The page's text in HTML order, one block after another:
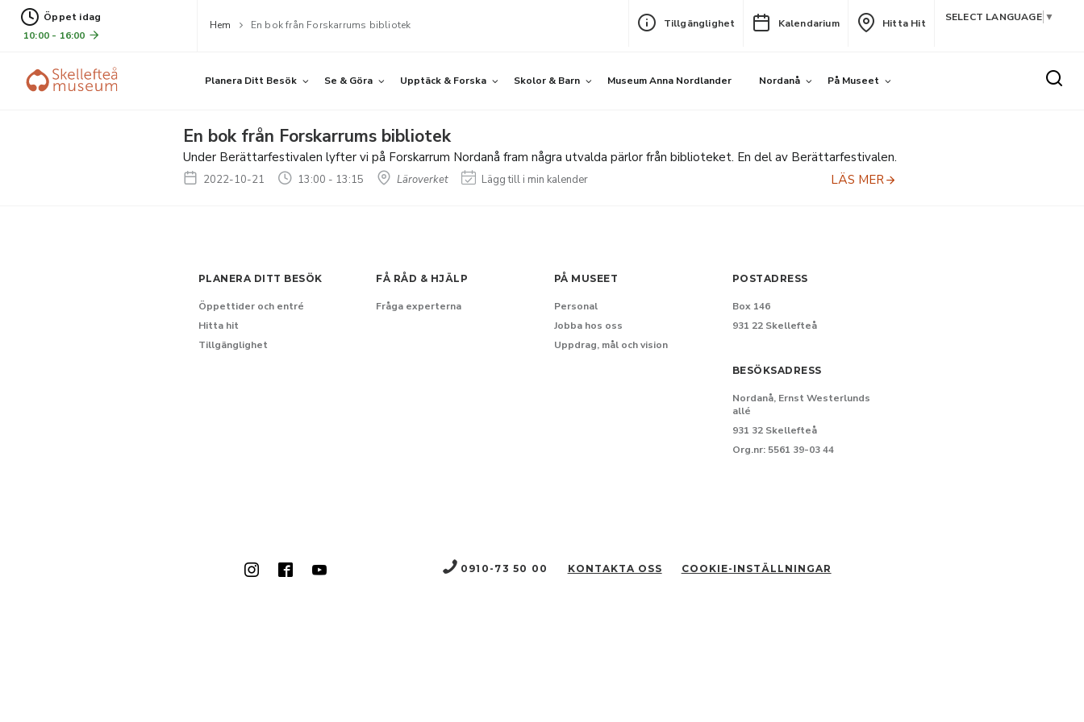
Öppet idag
10:00 - 16:00
Hem En bok från Forskarrums bibliotek Tillgänglighet Kalendarium Hitta Hit SELECT LANGUAGE ▼
Planera Ditt Besök Se & Göra Upptäck & Forska Skolor & Barn Museum Anna Nordlander Nordanå På Museet
En bok från Forskarrums bibliotek
Under Berättarfestivalen lyfter vi på Forskarrum Nordanå fram några utvalda pärlor från biblioteket. En del av Berättarfestivalen.
2022-10-21 13:00 - 13:15 Läroverket Lägg till i min kalender LÄS MER
PLANERA DITT BESÖK
Öppettider och entré
Hitta hit
Tillgänglighet
FÅ RÅD & HJÄLP
Fråga experterna
PÅ MUSEET
Personal
Jobba hos oss
Uppdrag, mål och vision
POSTADRESS
Box 146
931 22 Skellefteå
BESÖKSADRESS
Nordanå, Ernst Westerlunds
allé
931 32 Skellefteå
Org.nr: 5561 39-03 44
0910-73 50 00 KONTAKTA OSS COOKIE-INSTÄLLNINGAR